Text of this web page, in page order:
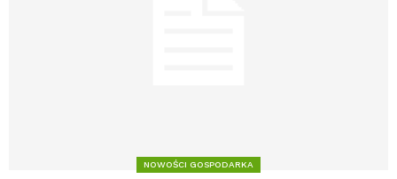
NOWOŚCI GOSPODARKA